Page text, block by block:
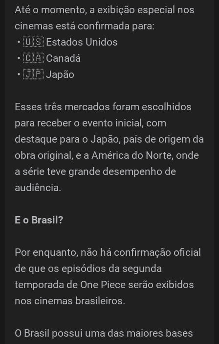
Até o momento, a exibição especial nos
cinemas está confirmada para:
• 🇺🇸 Estados Unidos
• 🇨🇦 Canadá
• 🇯🇵 Japão
Esses três mercados foram escolhidos
para receber o evento inicial, com
destaque para o Japão, país de origem da
obra original, e a América do Norte, onde
a série teve grande desempenho de
audiência.
E o Brasil?
Por enquanto, não há confirmação oficial
de que os episódios da segunda
temporada de One Piece serão exibidos
nos cinemas brasileiros.
O Brasil possui uma das maiores bases